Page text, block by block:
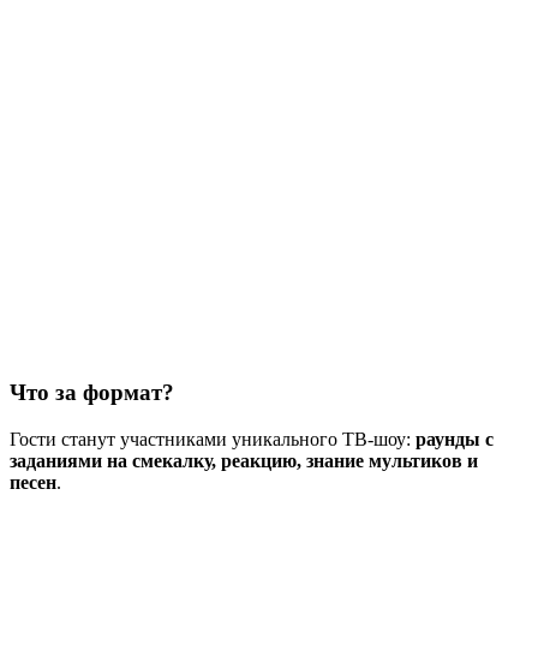
Что за формат?
Гости станут участниками уникального ТВ-шоу: раунды с
заданиями на смекалку, реакцию, знание мультиков и
песен.